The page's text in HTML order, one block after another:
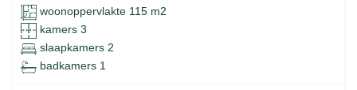
woonoppervlakte 115 m2
kamers 3
slaapkamers 2
badkamers 1